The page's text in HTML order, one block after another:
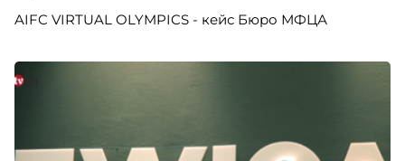
AIFC VIRTUAL OLYMPICS - кейс Бюро МФЦА